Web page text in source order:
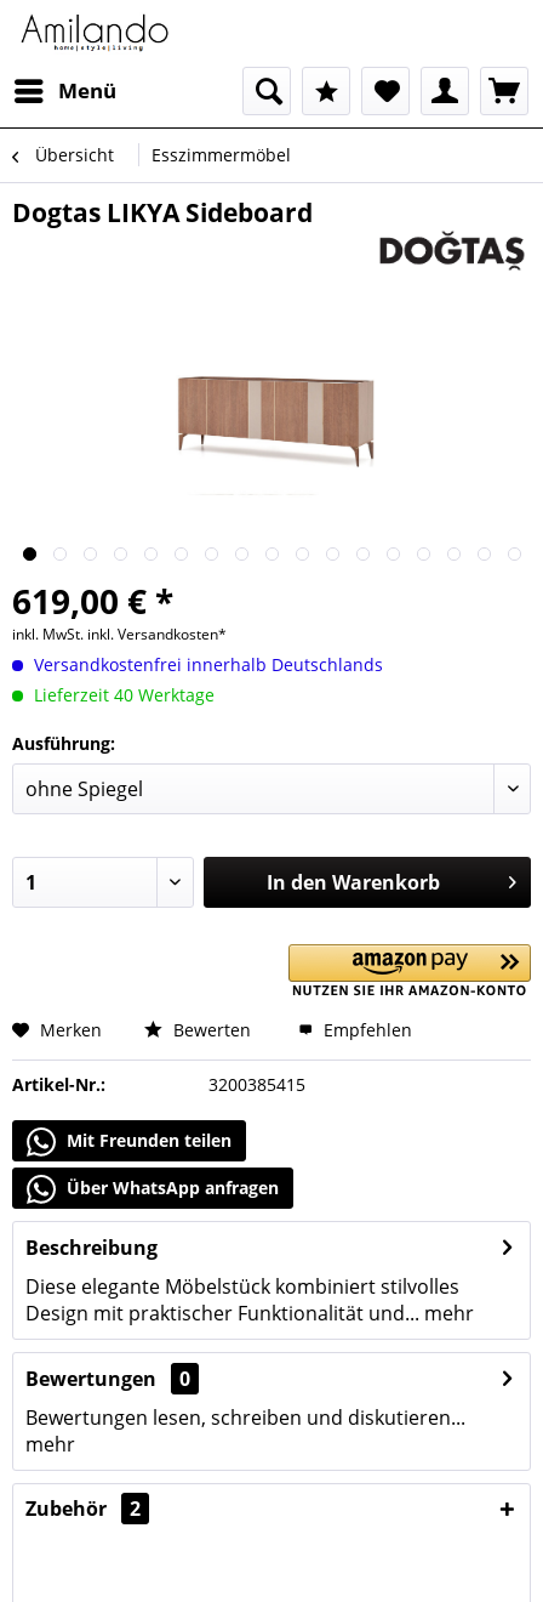
Menü
Übersicht Esszimmermöbel
Dogtas LIKYA Sideboard
619,00 € *
inkl. MwSt. inkl. Versandkosten*
Versandkostenfrei innerhalb Deutschlands
Lieferzeit 40 Werktage
Ausführung:
In den Warenkorb
Merken Bewerten Empfehlen
Artikel-Nr.: 3200385415
Mit Freunden teilen
Über WhatsApp anfragen
Beschreibung
Diese elegante Möbelstück kombiniert stilvolles
Design mit praktischer Funktionalität und... mehr
Bewertungen
0
Bewertungen lesen, schreiben und diskutieren...
mehr
Zubehör 2